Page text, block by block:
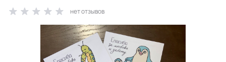
нет отзывов